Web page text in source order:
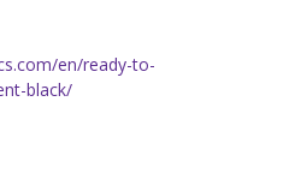
en/ready-to-
black/